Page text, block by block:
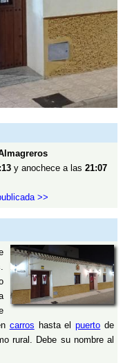
y anochece a las 21:07
>>
carros hasta elpuerto de
rural. Debe su nombre al